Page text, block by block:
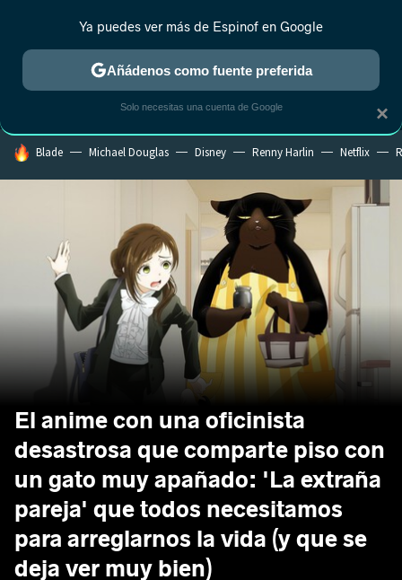
MENÚ NUEVO
ESTRENOS REALITY ANIME RANKINGS CINE
HOY SE HABLA DE
Blade Michael Douglas Disney Renny Harlin Netflix
El anime con una oficinista
desastrosa que comparte piso con
un gato muy apañado: 'La extraña
pareja' que todos necesitamos
para arreglarnos la vida (y que se
deja ver muy bien)
×
Ya puedes ver más de Espinof en Google
Añádenos como fuente preferida
Solo necesitas una cuenta de Google